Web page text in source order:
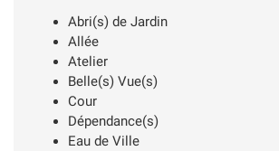
Abri(s) de Jardin
Allée
Atelier
Belle(s) Vue(s)
Cour
Dépendance(s)
Eau de Ville